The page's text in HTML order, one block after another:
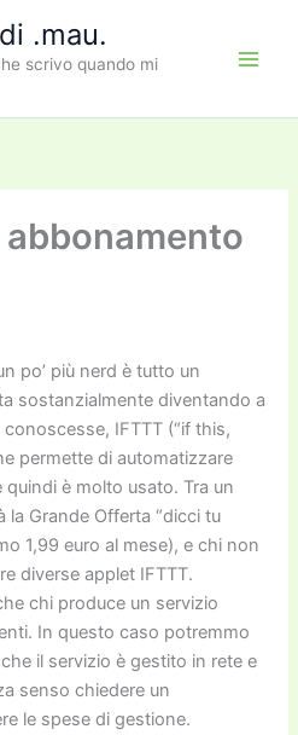
.mau.
scrivo quando mi
po’ più nerd è tutto un
sostanzialmente diventando a
IFTTT (“if this,
permette di automatizzare
è molto usato. Tra un
la Grande Offerta “dicci tu
1,99 euro al mese), e chi non
diverse applet IFTTT.
chi produce un servizio
In questo caso potremmo
il servizio è gestito in rete e
senso chiedere un
le spese di gestione.